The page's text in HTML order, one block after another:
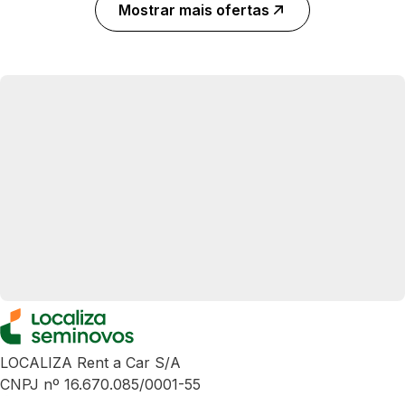
Mostrar mais ofertas
LOCALIZA Rent a Car S/A
CNPJ nº 16.670.085/0001-55